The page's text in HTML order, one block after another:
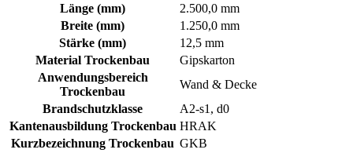
Länge (mm)
2.500,0 mm
Breite (mm)
1.250,0 mm
Stärke (mm)
12,5 mm
Material Trockenbau
Gipskarton
Anwendungsbereich
Trockenbau
Wand & Decke
Brandschutzklasse
A2-s1, d0
Kantenausbildung Trockenbau HRAK
Kurzbezeichnung Trockenbau GKB